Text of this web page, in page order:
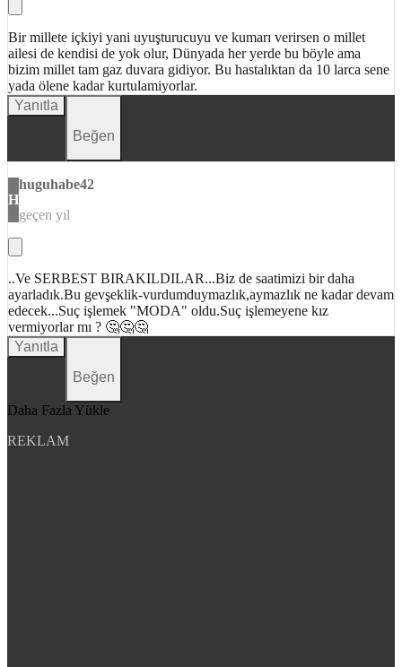
Bir millete içkiyi yani uyuşturucuyu ve kumarı verirsen o millet
ailesi de kendisi de yok olur, Dünyada her yerde bu böyle ama
bizim millet tam gaz duvara gidiyor. Bu hastalıktan da 10 larca sene
yada ölene kadar kurtulamiyorlar.
Yanıtla
Beğen
H
huguhabe42
geçen yıl
..Ve SERBEST BIRAKILDILAR...Biz de saatimizi bir daha
ayarladık.Bu gevşeklik-vurdumduymazlık,aymazlık ne kadar devam
edecek...Suç işlemek "MODA" oldu.Suç işlemeyene kız
vermiyorlar mı ? 🤔🤔🤔
Yanıtla
Beğen
Daha Fazla Yükle
REKLAM